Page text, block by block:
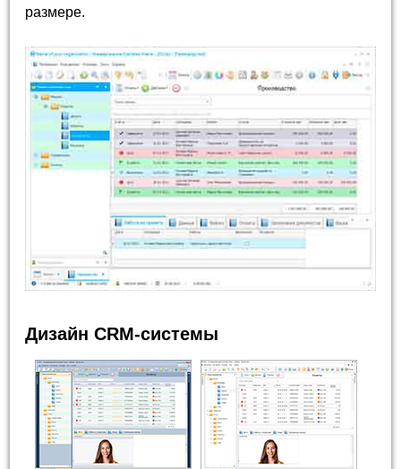
размере.
Дизайн CRM-системы